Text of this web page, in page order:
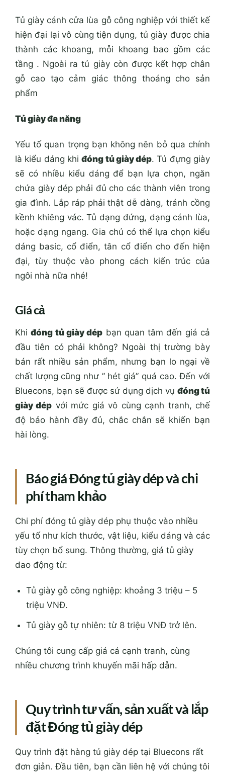
Tủ giày cánh cửa lùa gỗ công nghiệp với thiết kế
hiện đại lại vô cùng tiện dụng, tủ giày được chia
thành các khoang, mỗi khoang bao gồm các
tầng . Ngoài ra tủ giày còn được kết hợp chân
gỗ cao tạo cảm giác thông thoáng cho sản
phẩm
Tủ giày đa năng
Yếu tố quan trọng bạn không nên bỏ qua chính
là kiểu dáng khiđóng tủ giày dép. Tủ đựng giày
sẽ có nhiều kiểu dáng để bạn lựa chọn, ngăn
chứa giày dép phải đủ cho các thành viên trong
gia đình. Lắp ráp phải thật dễ dàng, tránh cồng
kềnh khiêng vác. Tủ dạng đứng, dạng cánh lùa,
hoặc dạng ngang. Gia chủ có thể lựa chọn kiểu
dáng basic, cổ điển, tân cổ điển cho đến hiện
đại, tùy thuộc vào phong cách kiến trúc của
ngôi nhà nữa nhé!
Giá cả
Khiđóng tủ giày dép bạn quan tâm đến giá cả
đầu tiên có phải không? Ngoài thị trường bày
bán rất nhiều sản phẩm, nhưng bạn lo ngại về
chất lượng cũng như ” hét giá” quá cao. Đến với
Bluecons, bạn sẽ được sử dụng dịch vụ đóng tủ
giày dép với mức giá vô cùng cạnh tranh, chế
độ bảo hành đầy đủ, chắc chắn sẽ khiến bạn
hài lòng.
Báo giá Đóng tủ giày dép và chi
phí tham khảo
Chi phí đóng tủ giày dép phụ thuộc vào nhiều
yếu tố như kích thước, vật liệu, kiểu dáng và các
tùy chọn bổ sung. Thông thường, giá tủ giày
dao động từ:
Tủ giày gỗ công nghiệp: khoảng 3 triệu – 5
triệu VNĐ.
Tủ giày gỗ tự nhiên: từ 8 triệu VNĐ trở lên.
Chúng tôi cung cấp giá cả cạnh tranh, cùng
nhiều chương trình khuyến mãi hấp dẫn.
Quy trình tư vấn, sản xuất và lắp
đặt Đóng tủ giày dép
Quy trình đặt hàng tủ giày dép tại Bluecons rất
đơn giản. Đầu tiên, bạn cần liên hệ với chúng tôi